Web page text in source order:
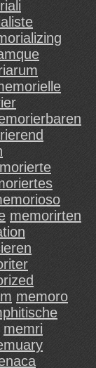
memorirten
memoro
memri